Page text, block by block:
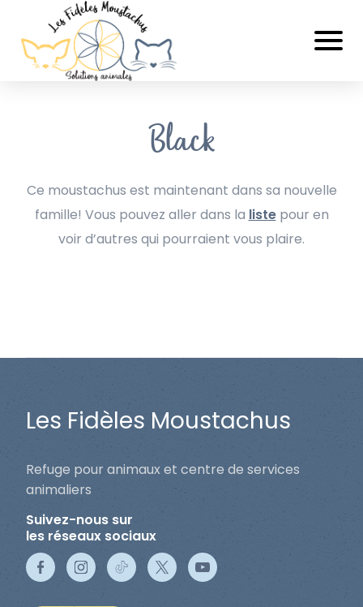
Black
Ce moustachus est maintenant dans sa nouvelle
famille! Vous pouvez aller dans la listepour en
voir d’autres qui pourraient vous plaire.
Les Fidèles Moustachus
Refuge pour animaux et centre de services
animaliers
Suivez-nous sur
les réseaux sociaux